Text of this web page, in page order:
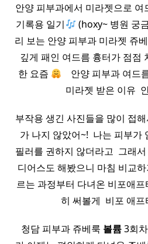
안양 피부과에서 미라젯으로
기록용 일기
(hoxy~ 병원 궁
리 보는 안양 피부과 미라젯 쥬
깊게 패인 여드름 흉터가 점점
한 요즘
안양 피부과 여드
미라젯 받은 이유
부작용 생긴 사진들을 많이 접
가 나지 않았어~! ​ 나는 피부가
필러를 권하지 않더라고 ​ 그래
디어스도 해봤으니 마침 비교
르는 과정부터 다녀온 비포애
히 써볼게 ​ 비포 애
​ 청담 피부과 쥬베룩 볼륨3회차